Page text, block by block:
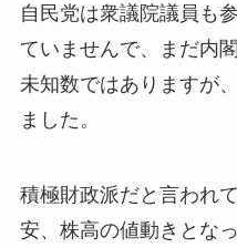
自民党は衆議院議員も
ていませんで、まだ内
未知数ではありますが
ました。
積極財政派だと言われ
安、株高の値動きとな